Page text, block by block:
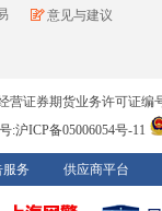
意见与建议
证券期货业务许可证编
:沪ICP备05006054号-11
服务 供应商平台